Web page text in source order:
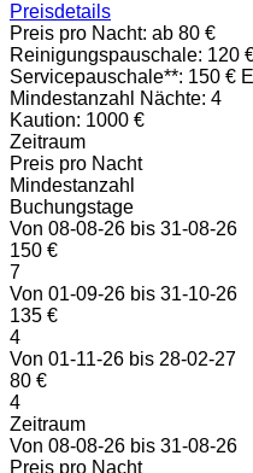
Preisdetails
Preis pro Nacht: ab 80 €
Reinigungspauschale: 120
Servicepauschale**: 150 €
Mindestanzahl Nächte: 4
Kaution: 1000 €
Zeitraum
Preis pro Nacht
Mindestanzahl
Buchungstage
Von 08-08-26 bis 31-08-26
150 €
7
Von 01-09-26 bis 31-10-26
135 €
4
Von 01-11-26 bis 28-02-27
80 €
4
Zeitraum
Von 08-08-26 bis 31-08-26
Preis pro Nacht